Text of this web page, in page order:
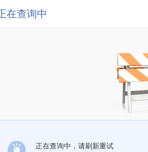
在查询中
正在查询中，请刷新重试